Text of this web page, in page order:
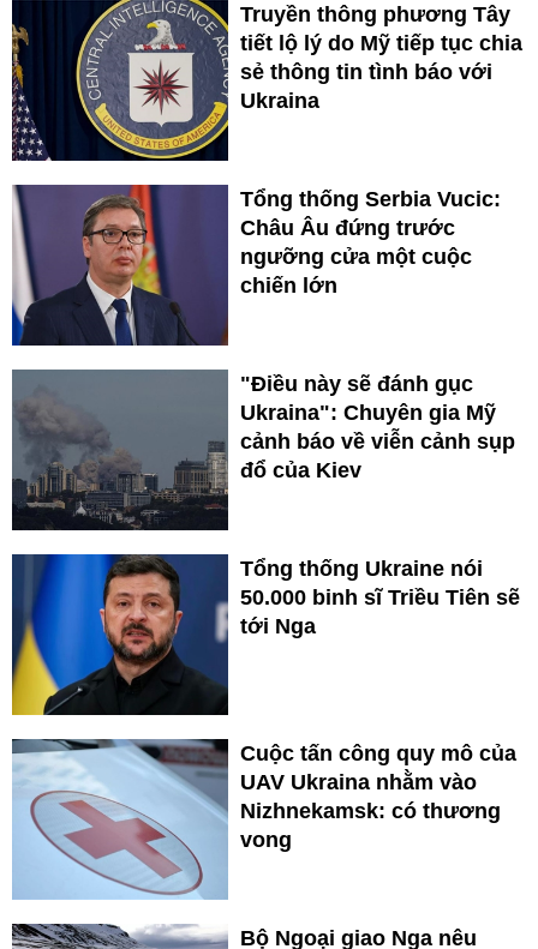
Truyền thông phương Tây
tiết lộ lý do Mỹ tiếp tục chia
sẻ thông tin tình báo với
Ukraina
Tổng thống Serbia Vucic:
Châu Âu đứng trước
ngưỡng cửa một cuộc
chiến lớn
"Điều này sẽ đánh gục
Ukraina": Chuyên gia Mỹ
cảnh báo về viễn cảnh sụp
đổ của Kiev
Tổng thống Ukraine nói
50.000 binh sĩ Triều Tiên sẽ
tới Nga
Cuộc tấn công quy mô của
UAV Ukraina nhằm vào
Nizhnekamsk: có thương
vong
Bộ Ngoại giao Nga nêu